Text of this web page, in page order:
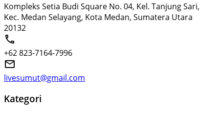
Kompleks Setia Budi Square No. 04, Kel. Tanjung Sari,
Kec. Medan Selayang, Kota Medan, Sumatera Utara
20132
+62 823-7164-7996
livesumut@gmail.com
Kategori